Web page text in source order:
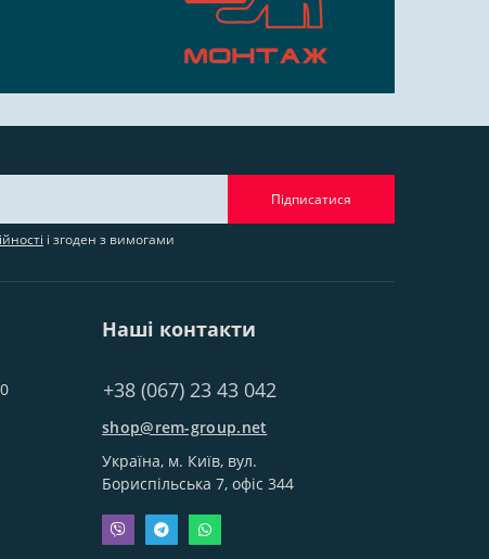
Підписатися
і згоден з вимогами
Наші контакти
+38 (067) 23 43 042
shop@rem-group.net
Україна, м. Київ, вул.
Бориспільська 7, офіс 344